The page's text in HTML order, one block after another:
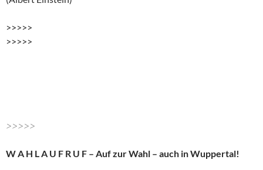
>>>>>
>>>>>
>>>>>
W A H L A U F R U F – Auf zur Wahl – auch in Wuppertal!